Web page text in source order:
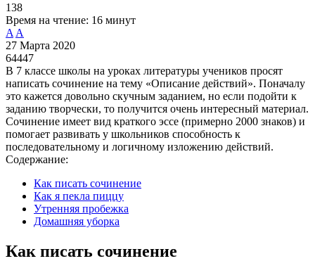
138
Время на чтение: 16 минут
A A
27 Марта 2020
64447
В 7 классе школы на уроках литературы учеников просят
написать сочинение на тему «Описание действий». Поначалу
это кажется довольно скучным заданием, но если подойти к
заданию творчески, то получится очень интересный материал.
Сочинение имеет вид краткого эссе (примерно 2000 знаков) и
помогает развивать у школьников способность к
последовательному и логичному изложению действий.
Содержание:
Как писать сочинение
Как я пекла пиццу
Утренняя пробежка
Домашняя уборка
Как писать сочинение